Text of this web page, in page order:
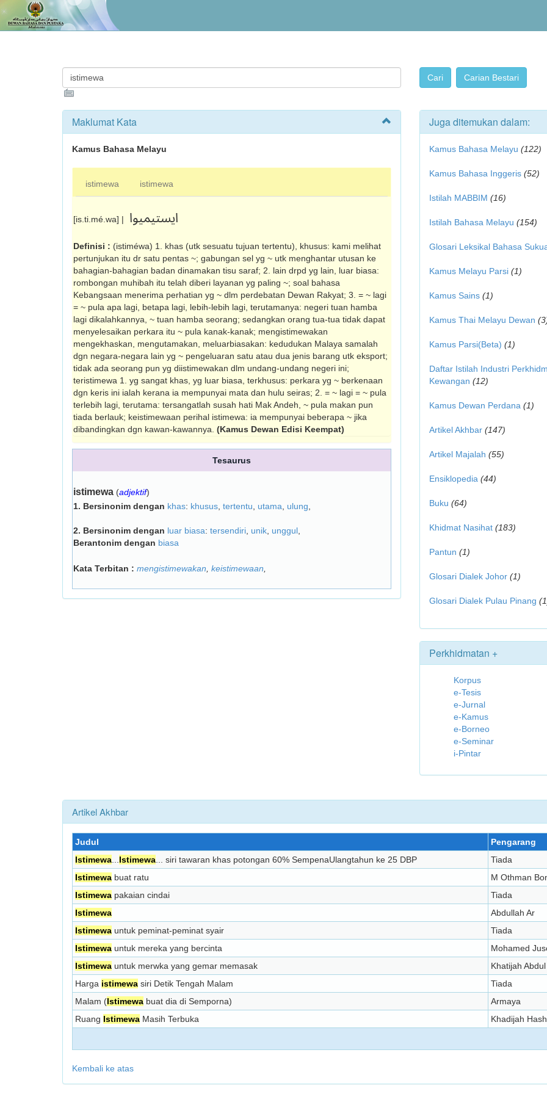
Maklumat Kata
Kamus Bahasa Melayu
istimewa istimewa
[is.ti.mé.wa] | ايستيميوا
Definisi : (istiméwa) 1. khas (utk sesuatu tujuan tertentu), khusus: kami melihat
pertunjukan itu dr satu pentas ~; gabungan sel yg ~ utk menghantar utusan ke
bahagian-bahagian badan dinamakan tisu saraf; 2. lain drpd yg lain, luar biasa:
rombongan muhibah itu telah diberi layanan yg paling ~; soal bahasa
Kebangsaan menerima perhatian yg ~ dlm perdebatan Dewan Rakyat; 3. = ~ lagi
= ~ pula apa lagi, betapa lagi, lebih-lebih lagi, terutamanya: negeri tuan hamba
lagi dikalahkannya, ~ tuan hamba seorang; sedangkan orang tua-tua tidak dapat
menyelesaikan perkara itu ~ pula kanak-kanak; mengistimewakan
mengekhaskan, mengutamakan, meluarbiasakan: kedudukan Malaya samalah
dgn negara-negara lain yg ~ pengeluaran satu atau dua jenis barang utk eksport;
tidak ada seorang pun yg diistimewakan dlm undang-undang negeri ini;
teristimewa 1. yg sangat khas, yg luar biasa, terkhusus: perkara yg ~ berkenaan
dgn keris ini ialah kerana ia mempunyai mata dan hulu seiras; 2. = ~ lagi = ~ pula
terlebih lagi, terutama: tersangatlah susah hati Mak Andeh, ~ pula makan pun
tiada berlauk; keistimewaan perihal istimewa: ia mempunyai beberapa ~ jika
dibandingkan dgn kawan-kawannya. (Kamus Dewan Edisi Keempat)
Tesaurus
istimewa (adjektif)
1. Bersinonim dengan khas: khusus tertentu utama ulung
2. Bersinonim dengan luar biasa: tersendiri unik unggul
Berantonim dengan biasa
Kata Terbitan : mengistimewakan keistimewaan
Juga ditemukan dalam:
Kamus Bahasa Melayu (122)
Kamus Bahasa Inggeris (52)
Istilah MABBIM (16)
Istilah Bahasa Melayu (154)
Glosari Leksikal Bahasa
Kamus Melayu Parsi (1)
Kamus Sains (1)
Kamus Thai Melayu Dewan
Kamus Parsi(Beta) (1)
Daftar Istilah Industri
Kewangan (12)
Kamus Dewan Perdana (1)
Artikel Akhbar (147)
Artikel Majalah (55)
Ensiklopedia (44)
Buku (64)
Khidmat Nasihat (183)
Pantun (1)
Glosari Dialek Johor (1)
Glosari Dialek Pulau Pinang
Perkhidmatan +
Korpus
e-Tesis
e-Jurnal
e-Kamus
e-Borneo
e-Seminar
i-Pintar
Artikel Akhbar
Judul
Pengarang
Istimewa
Istimewa ... siri tawaran khas potongan 60% SempenaUlangtahun ke 25 DBP
Tiada
Istimewa buat ratu
M Othman
Istimewa pakaian cindai
Tiada
Istimewa
Abdullah Ar
Istimewa untuk peminat-peminat syair
Tiada
Istimewa untuk mereka yang bercinta
Mohamed
Istimewa untuk merwka yang gemar memasak
Khatijah
Harga istimewa siri Detik Tengah Malam
Tiada
Malam (Istimewa buat dia di Semporna)
Armaya
Ruang Istimewa Masih Terbuka Khadijah
Kembali ke atas